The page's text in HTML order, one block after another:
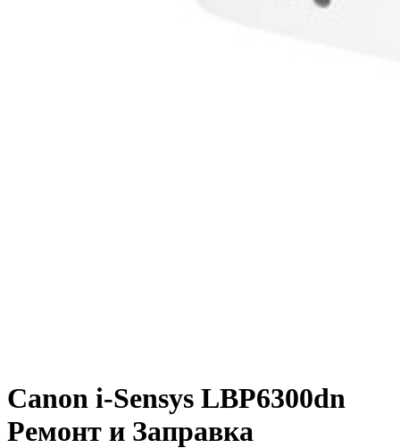
Canon i-Sensys LBP6300dn
Ремонт и Заправка